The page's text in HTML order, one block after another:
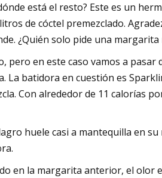
está el resto? Este es un
de cóctel premezclado.
¿Quién solo pide una margarita
pero en este caso vamos a
La batidora en cuestión es
Con alrededor de 11 calorías
huele casi a mantequilla en
en la margarita anterior, el olor